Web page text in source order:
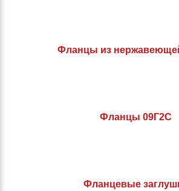
Фланцы из
Фланцы 09Г2С
Фланцевые